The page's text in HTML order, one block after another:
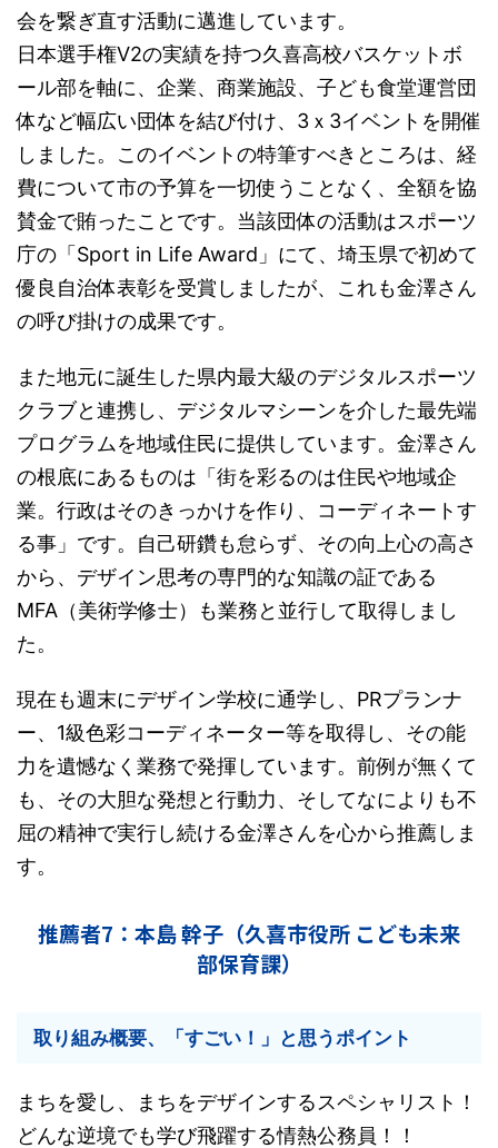
会を繋ぎ直す活動に邁進しています。
日本選手権V2の実績を持つ久喜高校バスケットボ
ール部を軸に、企業、商業施設、子ども食堂運営団
体など幅広い団体を結び付け、3ｘ3イベントを開催
しました。このイベントの特筆すべきところは、経
費について市の予算を一切使うことなく、全額を協
賛金で賄ったことです。当該団体の活動はスポーツ
庁の「Sport in Life Award」にて、埼玉県で初めて
優良自治体表彰を受賞しましたが、これも金澤さん
の呼び掛けの成果です。
また地元に誕生した県内最大級のデジタルスポーツ
クラブと連携し、デジタルマシーンを介した最先端
プログラムを地域住民に提供しています。金澤さん
の根底にあるものは「街を彩るのは住民や地域企
業。行政はそのきっかけを作り、コーディネートす
る事」です。自己研鑽も怠らず、その向上心の高さ
から、デザイン思考の専門的な知識の証である
MFA（美術学修士）も業務と並行して取得しまし
た。
現在も週末にデザイン学校に通学し、PRプランナ
ー、1級色彩コーディネーター等を取得し、その能
力を遺憾なく業務で発揮しています。前例が無くて
も、その大胆な発想と行動力、そしてなによりも不
屈の精神で実行し続ける金澤さんを心から推薦しま
す。
推薦者7：本島 幹子（久喜市役所 こども未来
部保育課）
取り組み概要、「すごい！」と思うポイント
まちを愛し、まちをデザインするスペシャリスト！
どんな逆境でも学び飛躍する情熱公務員！！